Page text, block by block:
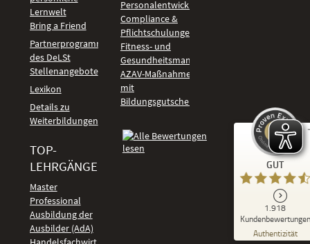
Lernwelt
Bring a Friend
Partnerprogramm
des DeLSt
Stellenangebote
Lexikon
Details zu
Weiterbildungen
TOP-
LEHRGÄNGE
Master
Professional
Ausbildung der
Ausbilder (AdA)
Personalentwicklung
Compliance &
Pflichtschulungen
Fitness- und
Gesundheitsmanagement
AZAV-Maßnahmen
mit
Bildungsgutschein
GUT
1.918
Kundenbewertungen
Authentizität
Kundenbewertungen und Erfahrungen zu
DeLSt - Deutsches eLearning Studieninstitut
92
%
Empfehlungen auf
ProvenExpert.com